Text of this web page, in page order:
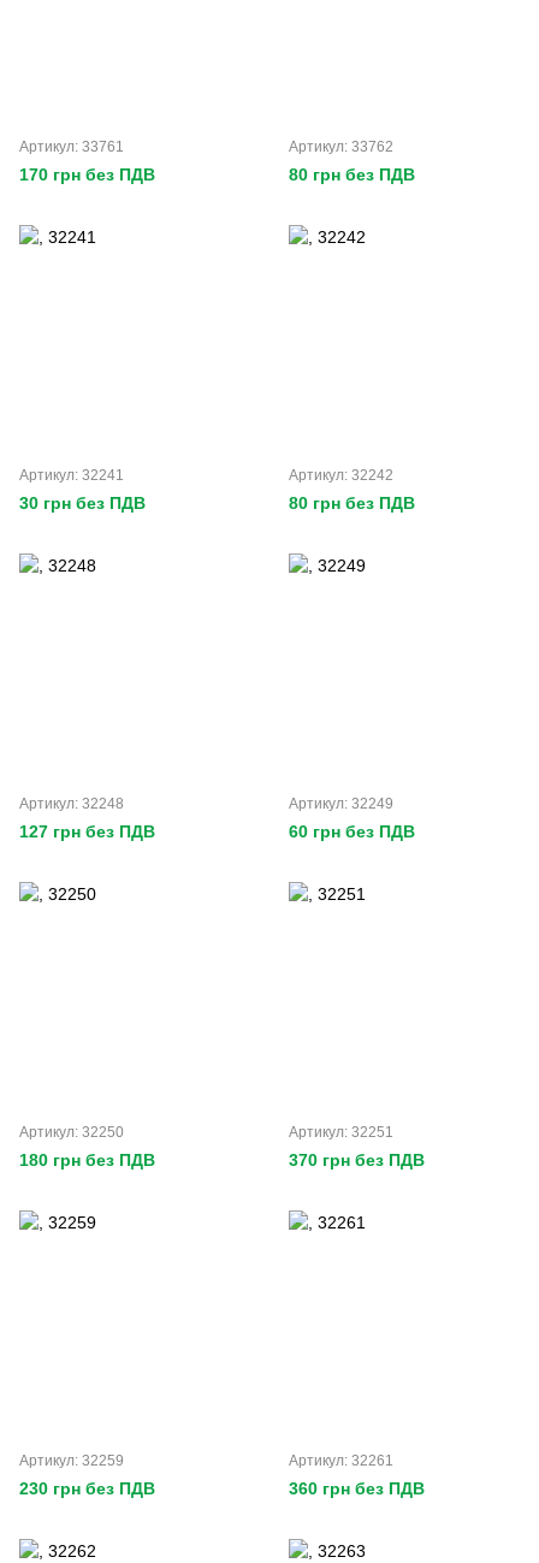
Артикул: 33761
170 грн без ПДВ
Артикул: 33762
80 грн без ПДВ
Артикул: 32241
30 грн без ПДВ
Артикул: 32242
80 грн без ПДВ
Артикул: 32248
127 грн без ПДВ
Артикул: 32249
60 грн без ПДВ
Артикул: 32250
180 грн без ПДВ
Артикул: 32251
370 грн без ПДВ
Артикул: 32259
230 грн без ПДВ
Артикул: 32261
360 грн без ПДВ